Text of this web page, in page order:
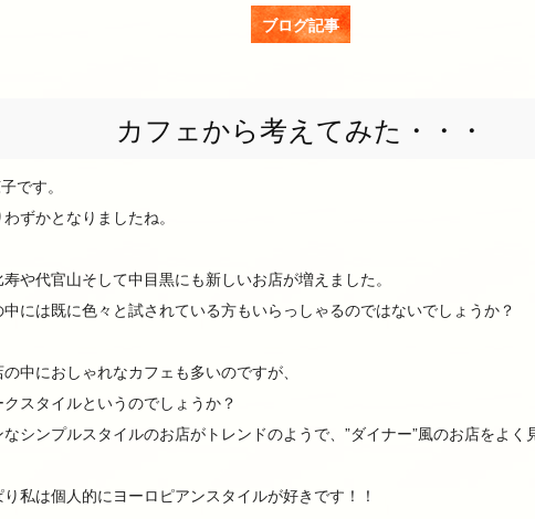
ブログ記事
カフェから考えてみた・・・
です。
ずかとなりましたね。
や代官山そして中目黒にも新しいお店が増えました。
には既に色々と試されている方もいらっしゃるのではないでしょうか？
中におしゃれなカフェも多いのですが、
スタイルというのでしょうか？
シンプルスタイルのお店がトレンドのようで、”ダイナー”風のお店をよく
私は個人的にヨーロピアンスタイルが好きです！！